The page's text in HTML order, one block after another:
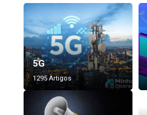
5G
1295 Artigos